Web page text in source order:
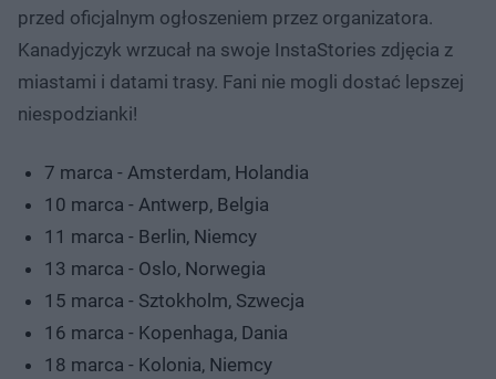
przed oficjalnym ogłoszeniem przez organizatora.
Kanadyjczyk wrzucał na swoje InstaStories zdjęcia z
miastami i datami trasy. Fani nie mogli dostać lepszej
niespodzianki!
7 marca - Amsterdam, Holandia
10 marca - Antwerp, Belgia
11 marca - Berlin, Niemcy
13 marca - Oslo, Norwegia
15 marca - Sztokholm, Szwecja
16 marca - Kopenhaga, Dania
18 marca - Kolonia, Niemcy